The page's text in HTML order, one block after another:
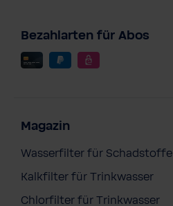
Bezahlarten für Abos
Magazin
Wasserfilter für Schadstoffe
Kalkfilter für Trinkwasser
Chlorfilter für Trinkwasser